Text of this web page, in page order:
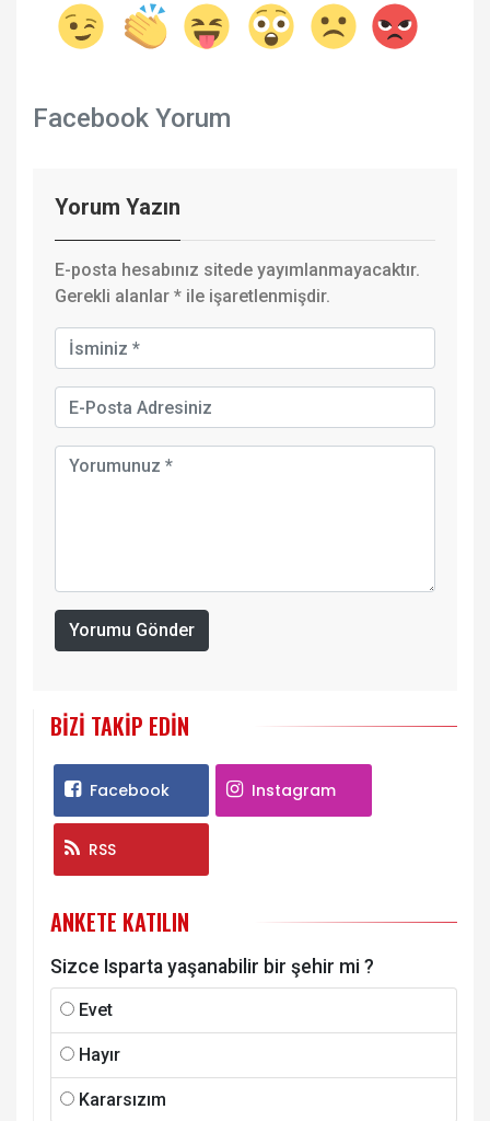
Facebook Yorum
Yorum Yazın
E-posta hesabınız sitede yayımlanmayacaktır.
Gerekli alanlar * ile işaretlenmişdir.
Yorumu Gönder
BIZI TAKIP EDIN
Facebook Instagram
RSS
ANKETE KATILIN
Sizce Isparta yaşanabilir bir şehir mi ?
Evet
Hayır
Kararsızım